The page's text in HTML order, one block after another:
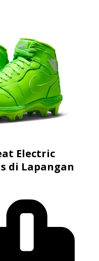
Electric
di Lapangan